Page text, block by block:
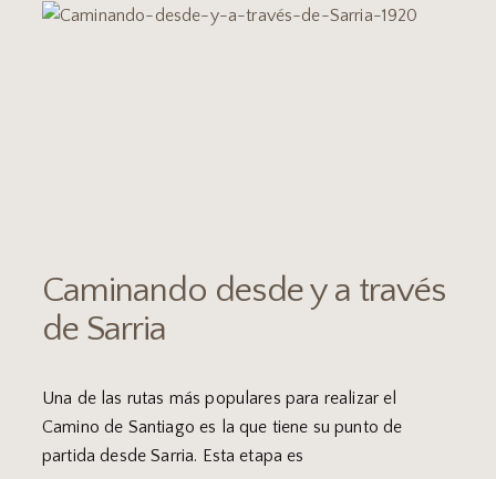
Caminando desde y a través
de Sarria
Una de las rutas más populares para realizar el
Camino de Santiago es la que tiene su punto de
partida desde Sarria. Esta etapa es